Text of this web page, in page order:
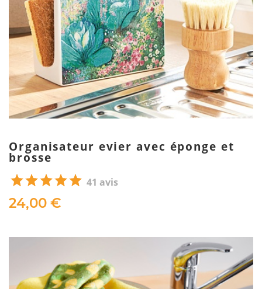
Organisateur evier avec éponge et
brosse
41 avis
24,00 €